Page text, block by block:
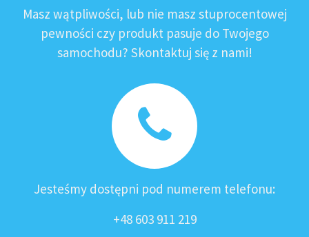
Masz wątpliwości, lub nie masz stuprocentowej
pewności czy produkt pasuje do Twojego
samochodu? Skontaktuj się z nami!
Jesteśmy dostępni pod numerem telefonu:
+48 603 911 219